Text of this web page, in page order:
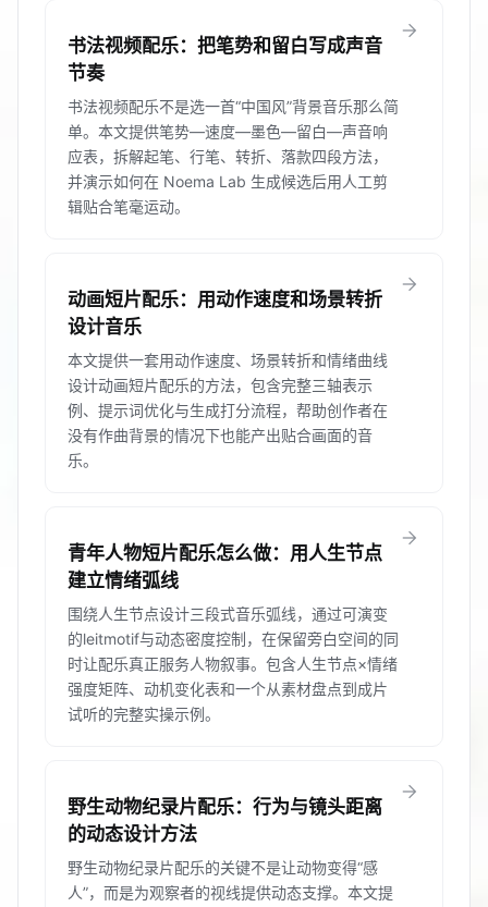
书法视频配乐：把笔势和留白写成声音
节奏
书法视频配乐不是选一首“中国风”背景音乐那么简
单。本文提供笔势—速度—墨色—留白—声音响
应表，拆解起笔、行笔、转折、落款四段方法，
并演示如何在 Noema Lab 生成候选后用人工剪
辑贴合笔毫运动。
arrow_forward
动画短片配乐：用动作速度和场景转折
设计音乐
本文提供一套用动作速度、场景转折和情绪曲线
设计动画短片配乐的方法，包含完整三轴表示
例、提示词优化与生成打分流程，帮助创作者在
没有作曲背景的情况下也能产出贴合画面的音
乐。
arrow_forward
青年人物短片配乐怎么做：用人生节点
建立情绪弧线
围绕人生节点设计三段式音乐弧线，通过可演变
的leitmotif与动态密度控制，在保留旁白空间的同
时让配乐真正服务人物叙事。包含人生节点×情绪
强度矩阵、动机变化表和一个从素材盘点到成片
试听的完整实操示例。
arrow_forward
野生动物纪录片配乐：行为与镜头距离
的动态设计方法
野生动物纪录片配乐的关键不是让动物变得“感
人”，而是为观察者的视线提供动态支撑。本文提
arrow_forward